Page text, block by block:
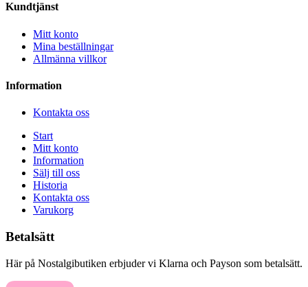
Kundtjänst
Mitt konto
Mina beställningar
Allmänna villkor
Information
Kontakta oss
Start
Mitt konto
Information
Sälj till oss
Historia
Kontakta oss
Varukorg
Betalsätt
Här på Nostalgibutiken erbjuder vi Klarna och Payson som betalsätt.